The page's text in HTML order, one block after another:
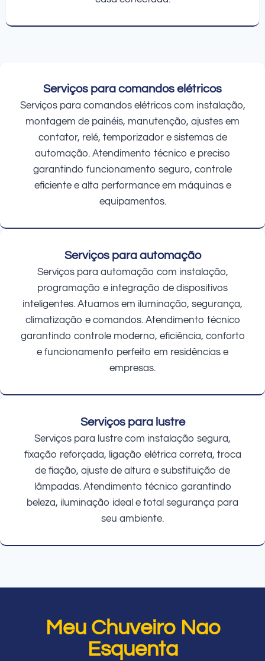
Serviços para comandos elétricos
Serviços para comandos elétricos com instalação,
montagem de painéis, manutenção, ajustes em
contator, relé, temporizador e sistemas de
automação. Atendimento técnico e preciso
garantindo funcionamento seguro, controle
eficiente e alta performance em máquinas e
equipamentos.
Serviços para automação
Serviços para automação com instalação,
programação e integração de dispositivos
inteligentes. Atuamos em iluminação, segurança,
climatização e comandos. Atendimento técnico
garantindo controle moderno, eficiência, conforto
e funcionamento perfeito em residências e
empresas.
Serviços para lustre
Serviços para lustre com instalação segura,
fixação reforçada, ligação elétrica correta, troca
de fiação, ajuste de altura e substituição de
lâmpadas. Atendimento técnico garantindo
beleza, iluminação ideal e total segurança para
seu ambiente.
Meu Chuveiro Nao
Esquenta